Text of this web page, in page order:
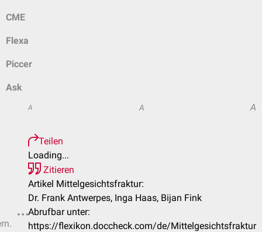
CME
Flexa
Piccer
Ask
A A A
Teilen
Loading...
Zitieren
Artikel Mittelgesichtsfraktur:
Dr. Frank Antwerpes, Inga Haas, Bijan Fink
Abrufbar unter:
https://flexikon.doccheck.com/de/Mittelgesichtsfraktur